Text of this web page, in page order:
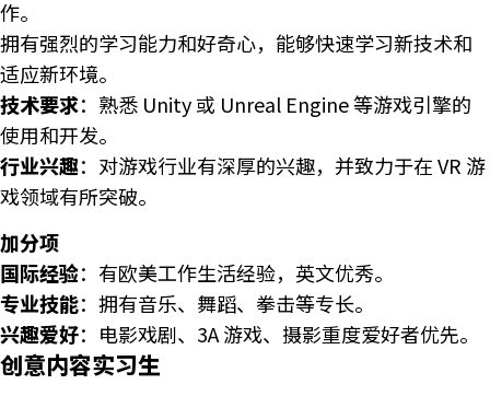
作。
拥有强烈的学习能力和好奇心，能够快速学习新技术和
适应新环境。
技术要求：熟悉 Unity 或 Unreal Engine 等游戏引擎的
使用和开发。
行业兴趣：对游戏行业有深厚的兴趣，并致力于在 VR 游
戏领域有所突破。
加分项
国际经验：有欧美工作生活经验，英文优秀。
专业技能：拥有音乐、舞蹈、拳击等专长。
兴趣爱好：电影戏剧、3A 游戏、摄影重度爱好者优先。
创意内容实习生